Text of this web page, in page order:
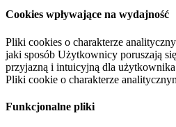
Cookies wpływające na wydajność
Pliki cookies o charakterze
jaki sposób Użytkownicy poruszają
przyjazną i intuicyjną dla
Pliki cookie o charakterze
Funkcjonalne pliki